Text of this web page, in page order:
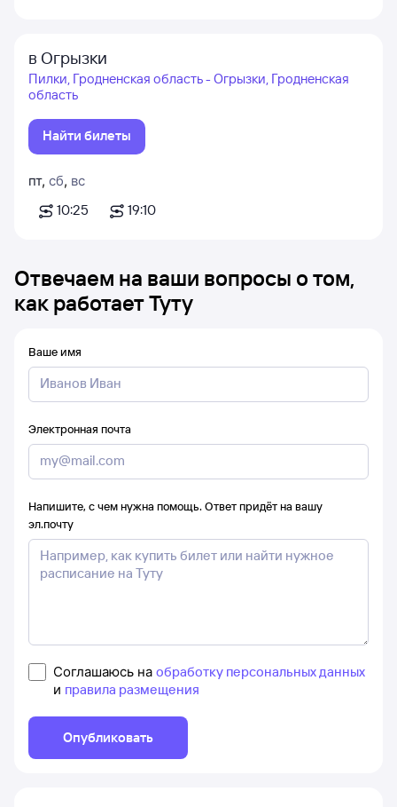
в Огрызки
Пилки, Гродненская область - Огрызки, Гродненская
область
Найти билеты
пт, сб, вс
10:25
19:10
Отвечаем на ваши вопросы о том,
как работает Туту
Ваше имя
Электронная почта
Напишите, с чем нужна помощь. Ответ придёт на вашу
эл.почту
Соглашаюсь на обработку персональных данных
и правила размещения
Опубликовать